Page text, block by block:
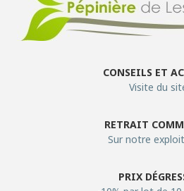
CONSEILS ET
Visite du
RETRAIT
Sur notre
PRIX